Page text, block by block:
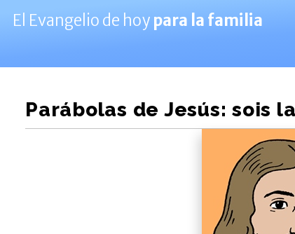
El Evangelio de hoy para la familia
Parábolas de Jesús: sois